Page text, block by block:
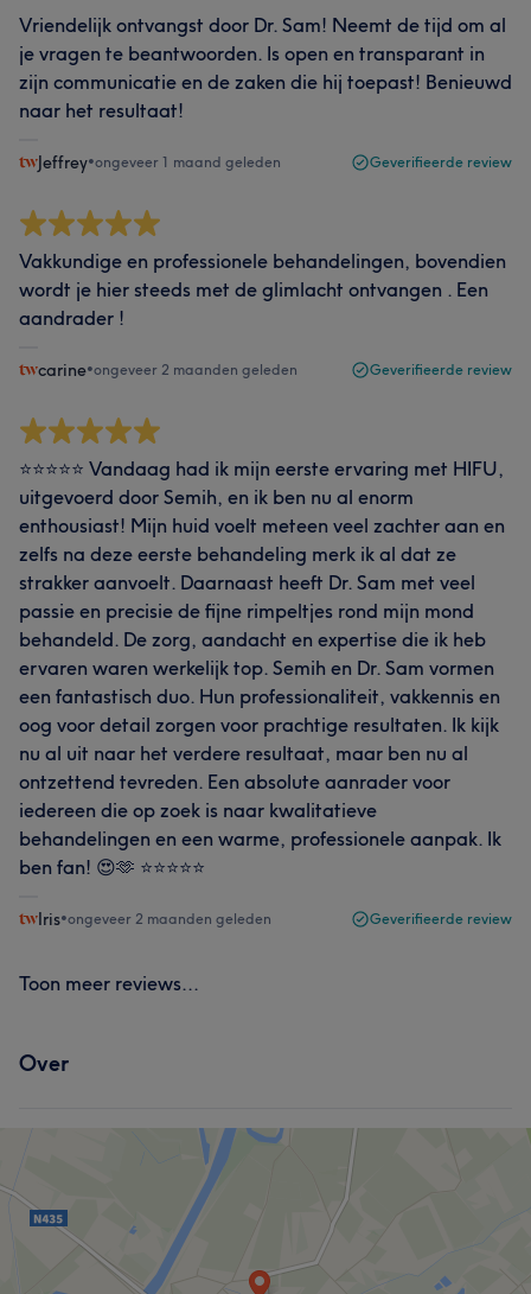
Vriendelijk ontvangst door Dr. Sam! Neemt de tijd om al
je vragen te beantwoorden. Is open en transparant in
zijn communicatie en de zaken die hij toepast! Benieuwd
naar het resultaat!
Jeffrey•ongeveer 1 maand geleden Geverifieerde review
Vakkundige en professionele behandelingen, bovendien
wordt je hier steeds met de glimlacht ontvangen . Een
aandrader !
carine•ongeveer 2 maanden geleden Geverifieerde review
⭐️⭐️⭐️⭐️⭐️ Vandaag had ik mijn eerste ervaring met HIFU,
uitgevoerd door Semih, en ik ben nu al enorm
enthousiast! Mijn huid voelt meteen veel zachter aan en
zelfs na deze eerste behandeling merk ik al dat ze
strakker aanvoelt. Daarnaast heeft Dr. Sam met veel
passie en precisie de fijne rimpeltjes rond mijn mond
behandeld. De zorg, aandacht en expertise die ik heb
ervaren waren werkelijk top. Semih en Dr. Sam vormen
een fantastisch duo. Hun professionaliteit, vakkennis en
oog voor detail zorgen voor prachtige resultaten. Ik kijk
nu al uit naar het verdere resultaat, maar ben nu al
ontzettend tevreden. Een absolute aanrader voor
iedereen die op zoek is naar kwalitatieve
behandelingen en een warme, professionele aanpak. Ik
ben fan! 😍🫶 ⭐️⭐️⭐️⭐️⭐️
Iris•ongeveer 2 maanden geleden Geverifieerde review
Toon meer reviews...
Over